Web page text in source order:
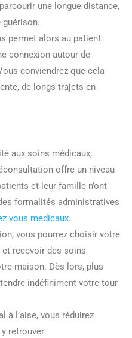
une longue distance,
guérison.
permet alors au patient
connexion autour de
conviendrez que cela
de longs trajets en
aux soins médicaux,
offre un niveau
et leur famille n’ont
formalités administratives
vous medicaux.
vous pourrez choisir votre
recevoir des soins
maison. Dès lors, plus
indéfiniment votre tour
à l’aise, vous réduirez
retrouver